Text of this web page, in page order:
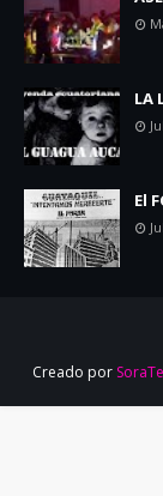
LA
El
Creado por